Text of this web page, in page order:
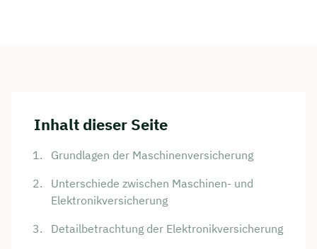
Inhalt dieser Seite
Grundlagen der Maschinenversicherung
Unterschiede zwischen Maschinen- und
Elektronikversicherung
Detailbetrachtung der Elektronikversicherung